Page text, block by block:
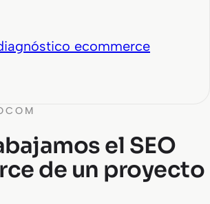
ecommerce
el SEO
de un proyecto